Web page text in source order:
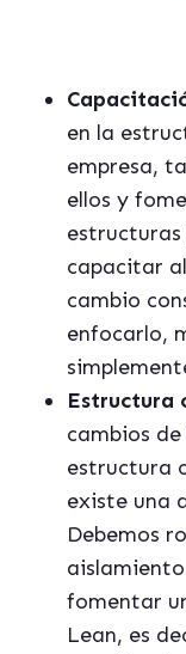
en la
empresa,
ellos y
estructuras
capacitar
cambio
enfocarlo,
Estructura
cambios
estructura
existe una
Debemos
fomentar
Lean, es